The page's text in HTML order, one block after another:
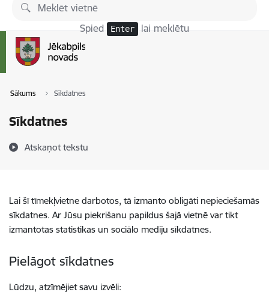
Pāriet uz lapas saturu
Spied Enter lai meklētu
Sākums Sīkdatnes
Sīkdatnes
Atskaņot tekstu
Lai šī tīmekļvietne darbotos, tā izmanto obligāti nepieciešamās
sīkdatnes. Ar Jūsu piekrišanu papildus šajā vietnē var tikt
izmantotas statistikas un sociālo mediju sīkdatnes.
Pielāgot sīkdatnes
Lūdzu, atzīmējiet savu izvēli: